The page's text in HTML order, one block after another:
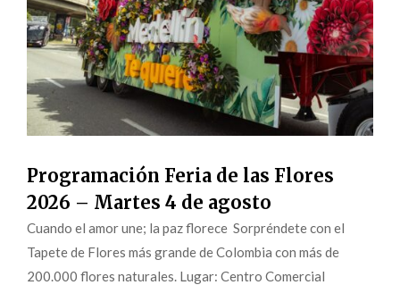
Programación Feria de las Flores
2026 – Martes 4 de agosto
Cuando el amor une; la paz florece Sorpréndete con el
Tapete de Flores más grande de Colombia con más de
200.000 flores naturales. Lugar: Centro Comercial